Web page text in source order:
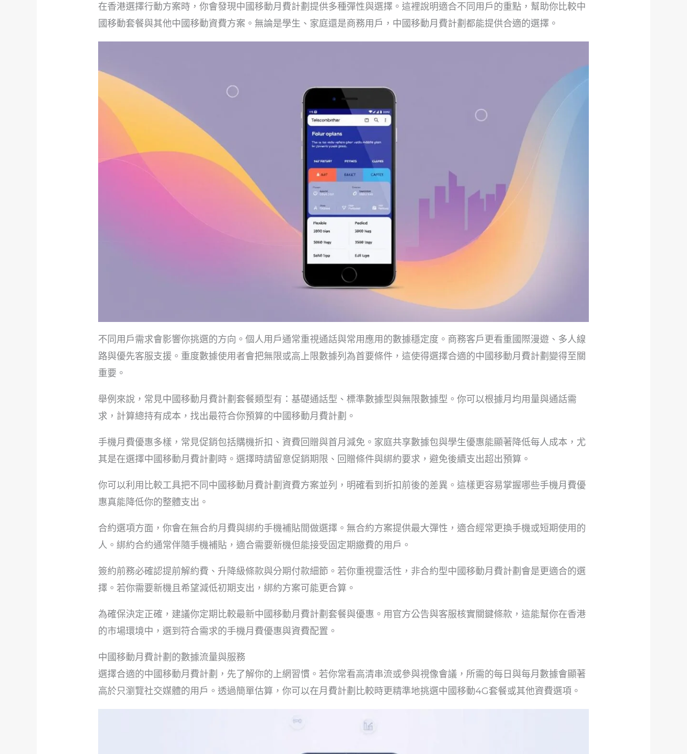
在香港選擇行動方案時，你會發現中國移動月費計劃提供多種彈性與選擇。這裡說明適合不同用戶的重點，幫助你比較中
國移動套餐與其他中國移動資費方案。無論是學生、家庭還是商務用戶，中國移動月費計劃都能提供合適的選擇。
不同用戶需求會影響你挑選的方向。個人用戶通常重視通話與常用應用的數據穩定度。商務客戶更看重國際漫遊、多人線
路與優先客服支援。重度數據使用者會把無限或高上限數據列為首要條件，這使得選擇合適的中國移動月費計劃變得至關
重要。
舉例來說，常見中國移動月費計劃套餐類型有：基礎通話型、標準數據型與無限數據型。你可以根據月均用量與通話需
求，計算總持有成本，找出最符合你預算的中國移動月費計劃。
手機月費優惠多樣，常見促銷包括購機折扣、資費回贈與首月減免。家庭共享數據包與學生優惠能顯著降低每人成本，尤
其是在選擇中國移動月費計劃時。選擇時請留意促銷期限、回贈條件與綁約要求，避免後續支出超出預算。
你可以利用比較工具把不同中國移動月費計劃資費方案並列，明確看到折扣前後的差異。這樣更容易掌握哪些手機月費優
惠真能降低你的整體支出。
合約選項方面，你會在無合約月費與綁約手機補貼間做選擇。無合約方案提供最大彈性，適合經常更換手機或短期使用的
人。綁約合約通常伴隨手機補貼，適合需要新機但能接受固定期繳費的用戶。
簽約前務必確認提前解約費、升降級條款與分期付款細節。若你重視靈活性，非合約型中國移動月費計劃會是更適合的選
擇。若你需要新機且希望減低初期支出，綁約方案可能更合算。
為確保決定正確，建議你定期比較最新中國移動月費計劃套餐與優惠。用官方公告與客服核實關鍵條款，這能幫你在香港
的市場環境中，選到符合需求的手機月費優惠與資費配置。
中國移動月費計劃的數據流量與服務
選擇合適的中國移動月費計劃，先了解你的上網習慣。若你常看高清串流或參與視像會議，所需的每日與每月數據會顯著
高於只瀏覽社交媒體的用戶。透過簡單估算，你可以在月費計劃比較時更精準地挑選中國移動4G套餐或其他資費選項。